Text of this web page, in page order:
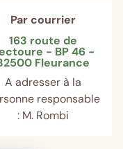
Par courrier
163 route de
- BP 46 -
Fleurance
A adresser à la
responsable
: M. Rombi